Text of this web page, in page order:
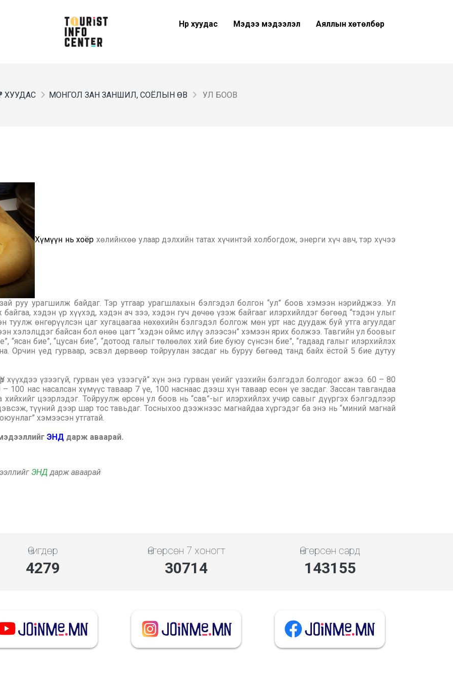
Нүүр хуудас Мэдээ мэдээлэл Аяллын хөтөлбөр
ХУУДАС МОНГОЛ ЗАН ЗАНШИЛ, СОЁЛЫН ӨВ УЛ БООВ
Хүмүүн нь хоёр хөлийнхөө улаар дэлхийн татах хүчинтэй холбогдож, энерги хүч авч, тэр хүчээ
руу урагшилж байдаг. Тэр утгаар урагшлахын бэлгэдэл болгон “ул” боов хэмээн нэрийджээ. Ул
хэдэн үр хүүхэд, хэдэн ач зээ, хэдэн гуч дөчөө үзэж байгааг илэрхийлдэг бөгөөд “тэдэн улыг
туулж өнгөрүүлсэн цаг хугацаагаа нөхөхийн бэлгэдэл болгож мөн урт нас дуудаж буй утга агуулдаг
хэлэлцдэг байсан бол өнөө цагт “хэдэн оймс илүү элээсэн” хэмээн ярих болжээ. Тавгийн ул боовыг
“ясан бие”, “цусан бие”, “дотоод галыг төлөөлөх хий бие буюу сүнсэн бие”, “гадаад галыг илэрхийлэх
Орчин үед гурваар, эсвэл дөрвөөр тойруулан засдаг нь буруу бөгөөд танд байх ёстой 5 бие дутуу
хүүхдээ үзээгүй, гурван үеэ үзээгүй” хүн энэ гурван үеийг үзэхийн бэлгэдэл болгодог ажээ. 60 – 80
– 100 нас насалсан хүмүүс таваар 7 үе, 100 наснаас дээш хүн таваар есөн үе засдаг. Зассан тавгандаа
цээрлэдэг. Тойруулж өрсөн ул боов нь “сав”-ыг илэрхийлэх учир савыг дүүргэх бэлгэдлээр
түүний дээр шар тос тавьдаг. Тосныхоо дээжнээс магнайдаа хүргэдэг ба энэ нь “миний магнай
хэмээсэн утгатай.
ЭНД дарж аваарай.
ЭНД дарж аваарай
Өчигдөр
4279
Өнгөрсөн 7 хоногт
30714
Өнгөрсөн сард
143155